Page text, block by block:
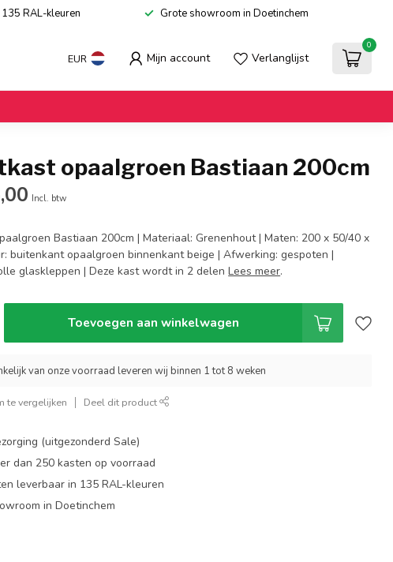
RAL-kleuren Grote showroom in Doetinchem
EUR Mijn account Verlanglijst
0
opaalgroen Bastiaan 200cm
Incl. btw
Bastiaan 200cm | Materiaal: Grenenhout | Maten: 200 x 50/40 x
buitenkant opaalgroen binnenkant beige | Afwerking: gespoten |
glaskleppen | Deze kast wordt in 2 delenLees meer.
Toevoegen aan winkelwagen
van onze voorraad leveren wij binnen 1 tot 8 weken
te vergelijken Deel dit product
(uitgezonderd Sale)
dan 250 kasten op voorraad
leverbaar in 135 RAL-kleuren
in Doetinchem